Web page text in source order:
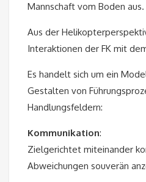
Mannschaft vom Boden aus.
Aus der
Interaktionen der FK mit
Es handelt sich um ein
Gestalten von
Handlungsfeldern:
Kommunikation:
Zielgerichtet miteinander
Abweichungen souverän